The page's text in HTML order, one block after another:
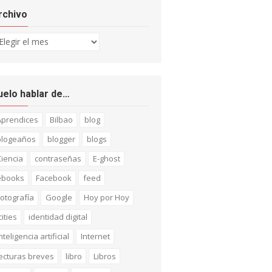
hablar de…
Bilbao
blog
blogger
blogs
contraseñas
E-ghost
Facebook
feed
Google
Hoy por Hoy
identidad digital
artificial
Internet
breves
libro
Libros